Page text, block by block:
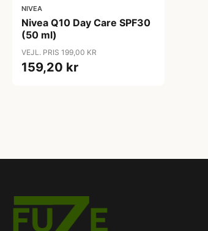
NIVEA
Nivea Q10 Day Care SPF30
(50 ml)
VEJL. PRIS 199,00 KR
159,20 kr